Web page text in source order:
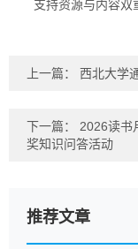
支持资源与内容双
上一篇： 西北大学
下一篇： 2026读书
奖知识问答活动
推荐文章